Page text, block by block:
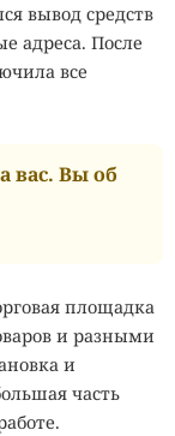
вывод средств
адреса. После
все
вас. Вы об
площадка
и разными
и
часть